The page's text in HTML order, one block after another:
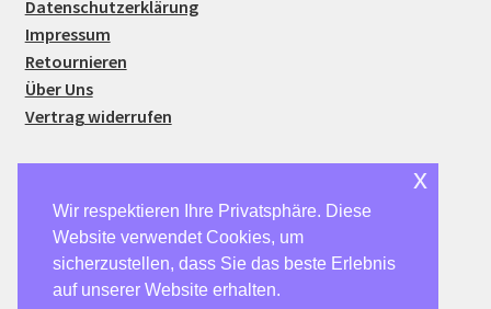
Datenschutzerklärung
Impressum
Retournieren
Über Uns
Vertrag widerrufen
© SparSmart24 2026
Datenschutzerklärung
Erstellt mit WooCommerce
Wir respektieren Ihre Privatsphäre. Diese
Website verwendet Cookies, um
sicherzustellen, dass Sie das beste Erlebnis
auf unserer Website erhalten.
x